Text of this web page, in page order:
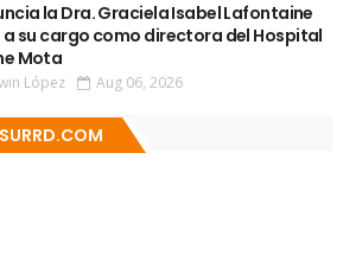
la Dra. Graciela Isabel Lafontaine
a su cargo como directora del Hospital
Mota
López Aug 06, 2026